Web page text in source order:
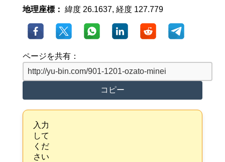
地理座標： 緯度 26.1637, 経度 127.779
ページを共有：
コピー
入力
して
くだ
さい